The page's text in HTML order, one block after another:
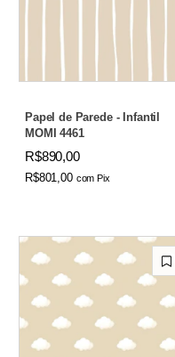
Papel de Parede - Infantil
MOMI 4461
R$890,00
R$801,00 com Pix